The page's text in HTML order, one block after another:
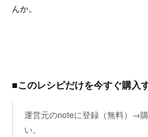
んか。
■このレシピだけを今すぐ購入
運営元のnoteに登録（無料）→
い。